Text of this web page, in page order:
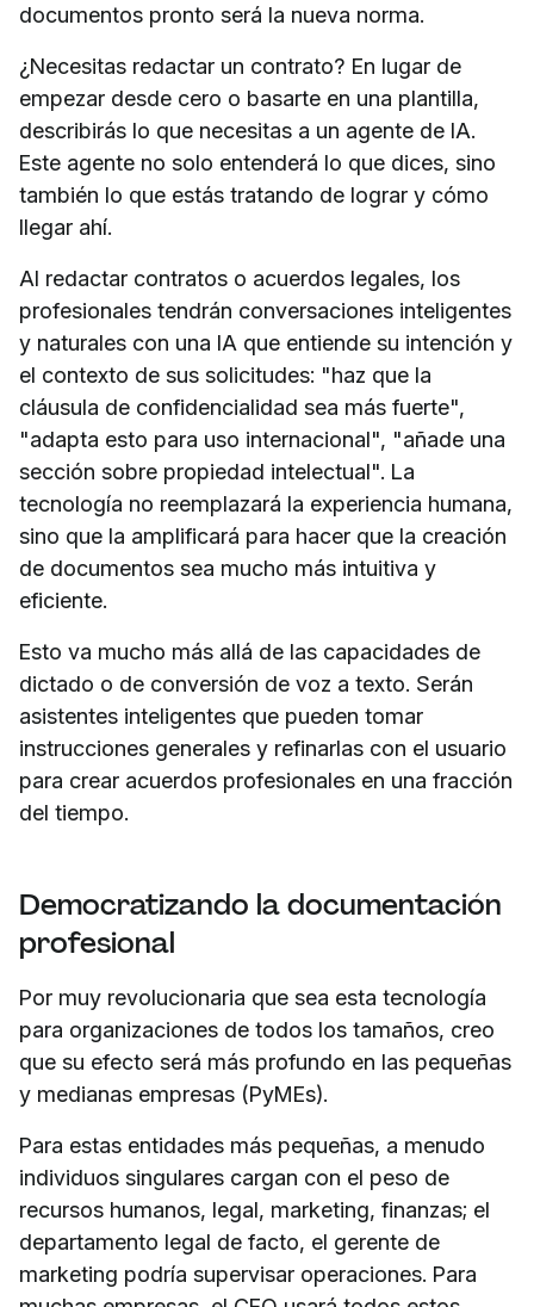
documentos pronto será la nueva norma.
¿Necesitas redactar un contrato? En lugar de
empezar desde cero o basarte en una plantilla,
describirás lo que necesitas a un agente de IA.
Este agente no solo entenderá lo que dices, sino
también lo que estás tratando de lograr y cómo
llegar ahí.
Al redactar contratos o acuerdos legales, los
profesionales tendrán conversaciones inteligentes
y naturales con una IA que entiende su intención y
el contexto de sus solicitudes: "haz que la
cláusula de confidencialidad sea más fuerte",
"adapta esto para uso internacional", "añade una
sección sobre propiedad intelectual". La
tecnología no reemplazará la experiencia humana,
sino que la amplificará para hacer que la creación
de documentos sea mucho más intuitiva y
eficiente.
Esto va mucho más allá de las capacidades de
dictado o de conversión de voz a texto. Serán
asistentes inteligentes que pueden tomar
instrucciones generales y refinarlas con el usuario
para crear acuerdos profesionales en una fracción
del tiempo.
Democratizando la documentación
profesional
Por muy revolucionaria que sea esta tecnología
para organizaciones de todos los tamaños, creo
que su efecto será más profundo en las pequeñas
y medianas empresas (PyMEs).
Para estas entidades más pequeñas, a menudo
individuos singulares cargan con el peso de
recursos humanos, legal, marketing, finanzas; el
departamento legal de facto, el gerente de
marketing podría supervisar operaciones. Para